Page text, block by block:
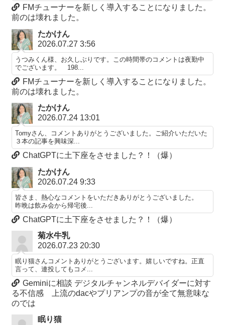
FMチューナーを新しく導入することになりました。
前のは壊れました。
たかけん
2026.07.27 3:56
うつみくん様、お久しぶりです。この時間帯のコメントは夜勤中
でございます。 198...
FMチューナーを新しく導入することになりました。
前のは壊れました。
たかけん
2026.07.24 13:01
Tomyさん、コメントありがとうございました。ご紹介いただいた
３本の記事を興味深...
ChatGPTに土下座をさせました？！（爆）
たかけん
2026.07.24 9:33
皆さま、熱心なコメントをいただきありがとうございました。
昨晩は飲み会から帰宅後...
ChatGPTに土下座をさせました？！（爆）
菊水牛乳
2026.07.23 20:30
眠り猫さんコメントありがとうございます。嬉しいですね。正直
言って、連投してもコメ...
Geminiに相談 デジタルチャンネルデバイダーに対す
る不信感 上流のdacやプリアンプの音が全て無意味な
のでは
眠り猫